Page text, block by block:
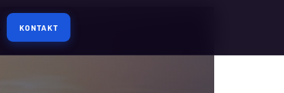
KONTAKT